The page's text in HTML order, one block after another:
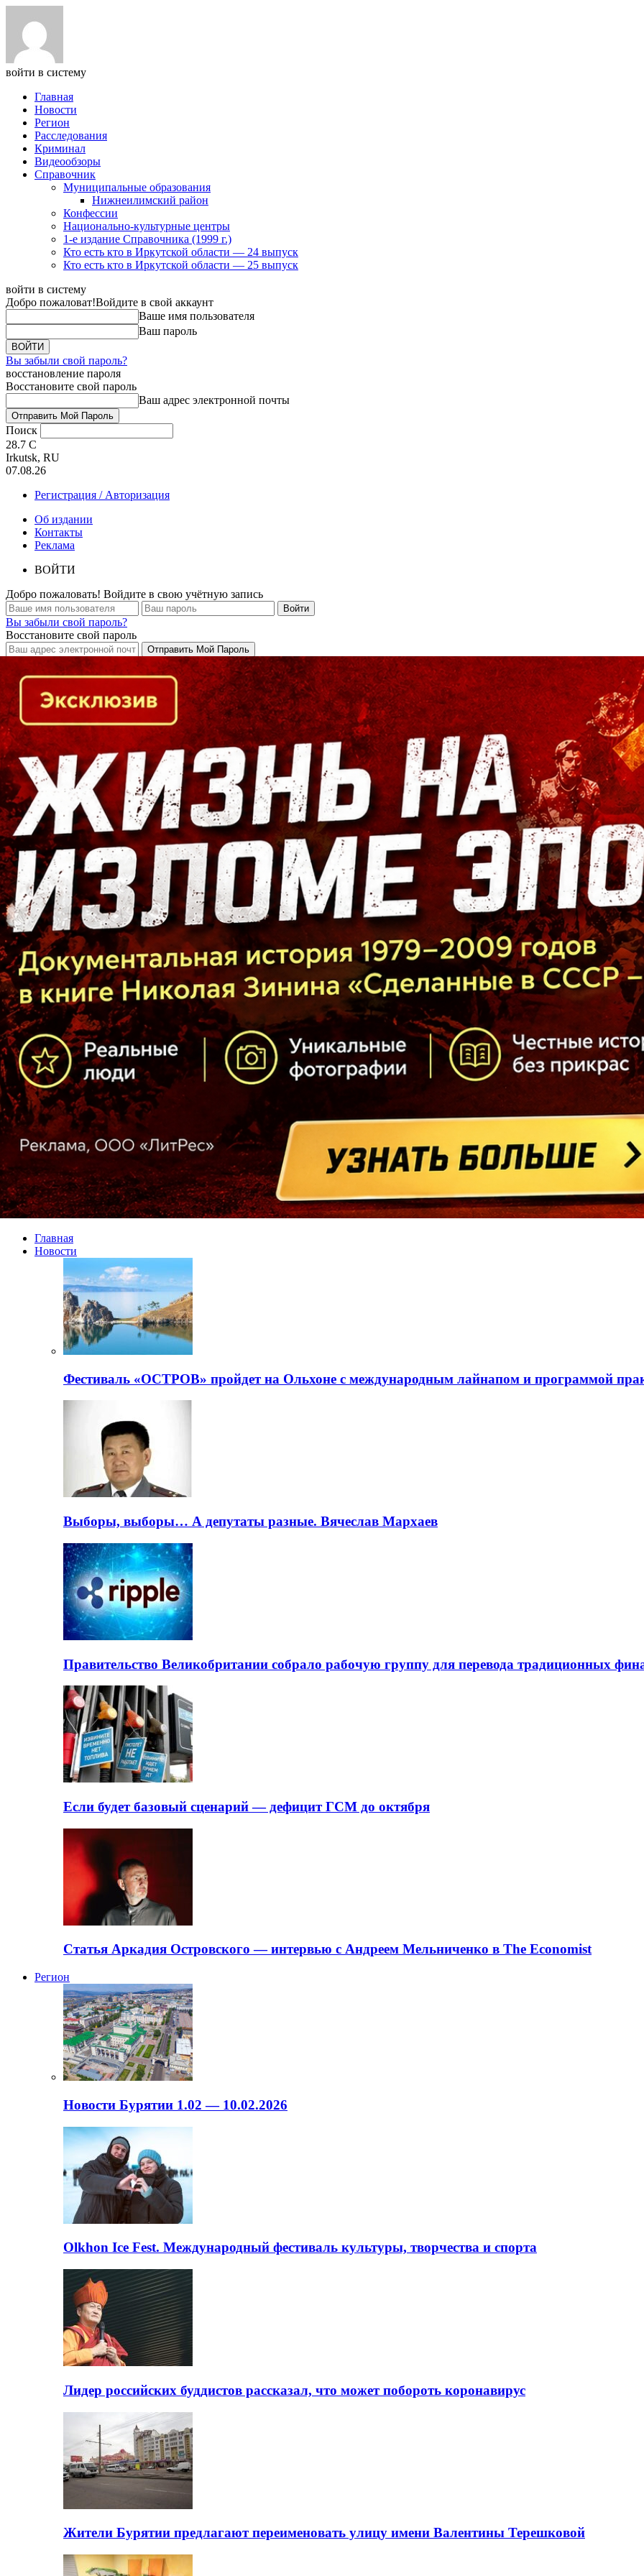
войти в систему
Главная
Новости
Регион
Расследования
Криминал
Видеообзоры
Справочник
Муниципальные образования
Нижнеилимский район
Конфессии
Национально-культурные центры
1-е издание Справочника (1999 г.)
Кто есть кто в Иркутской области — 24 выпуск
Кто есть кто в Иркутской области — 25 выпуск
войти в систему
Добро пожаловат!Войдите в свой аккаунт
Ваше имя пользователя
Ваш пароль
Вы забыли свой пароль?
восстановление пароля
Восстановите свой пароль
Ваш адрес электронной почты
Поиск
28.7 C
Irkutsk, RU
07.08.26
Регистрация / Авторизация
Об издании
Контакты
Реклама
ВОЙТИ
Добро пожаловать! Войдите в свою учётную запись
Вы забыли свой пароль?
Восстановите свой пароль
Кто есть кто в Байкальском регионе
Главная
Новости
Фестиваль «ОСТРОВ» пройдет на Ольхоне с международным лайнапом и программой
Выборы, выборы… А депутаты разные. Вячеслав Мархаев
Правительство Великобритании собрало рабочую группу для перевода традиционных
Если будет базовый сценарий — дефицит ГСМ до октября
Статья Аркадия Островского — интервью с Андреем Мельниченко в The Economist
Регион
Новости Бурятии 1.02 — 10.02.2026
Olkhon Ice Fest. Международный фестиваль культуры, творчества и спорта
Лидер российских буддистов рассказал, что может побороть коронавирус
Жители Бурятии предлагают переименовать улицу имени Валентины Терешковой